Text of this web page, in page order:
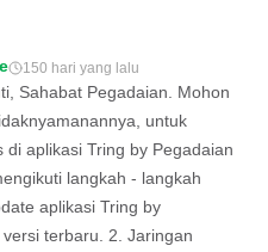
150 hari yang lalu
Sahabat Pegadaian. Mohon
untuk
di aplikasi Tring by Pegadaian
langkah - langkah
aplikasi Tring by
terbaru. 2. Jaringan